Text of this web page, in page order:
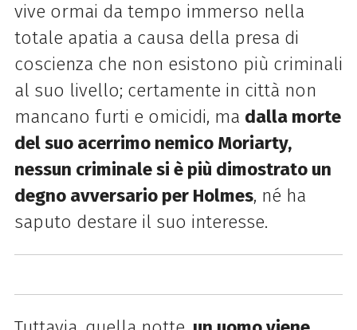
vive ormai da tempo immerso nella
totale apatia a causa della presa di
coscienza che non esistono più criminali
al suo livello; certamente in città non
mancano furti e omicidi, ma dalla morte
del suo acerrimo nemico Moriarty,
nessun criminale si è più dimostrato un
degno avversario per Holmes, né ha
saputo destare il suo interesse.